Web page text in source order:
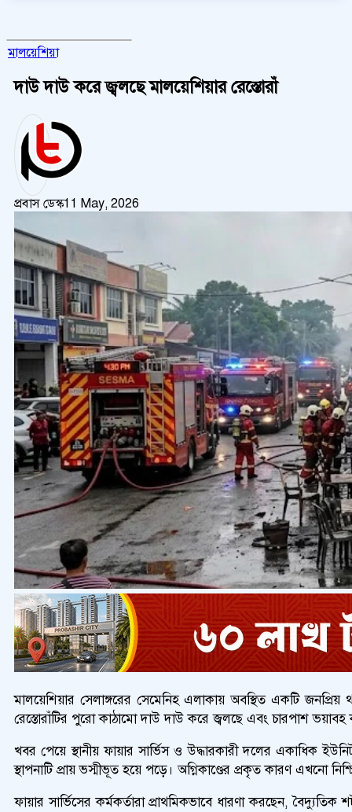
মালয়েশিয়া
দাউ দাউ করে জ্বলছে মালয়েশিয়ার রেস্তোরাঁ
প্রবাস ডেস্ক11 May, 2026
মালয়েশিয়ার সেলাঙ্গরের সেমেনিহ এলাকায় অবস্থিত একটি
রেস্তোরাঁটির পুরো কাঠামো দাউ দাউ করে জ্বলছে এবং চারপাশ
খবর পেয়ে স্থানীয় ফায়ার সার্ভিস ও উদ্ধারকারী দলের একাধিক
স্থাপনাটি প্রায় ভস্মীভূত হয়ে পড়ে। অগ্নিকাণ্ডের প্রকৃত কারণ এখনো
ফায়ার সার্ভিসের কর্মকর্তারা প্রাথমিকভাবে ধারণা করছেন,